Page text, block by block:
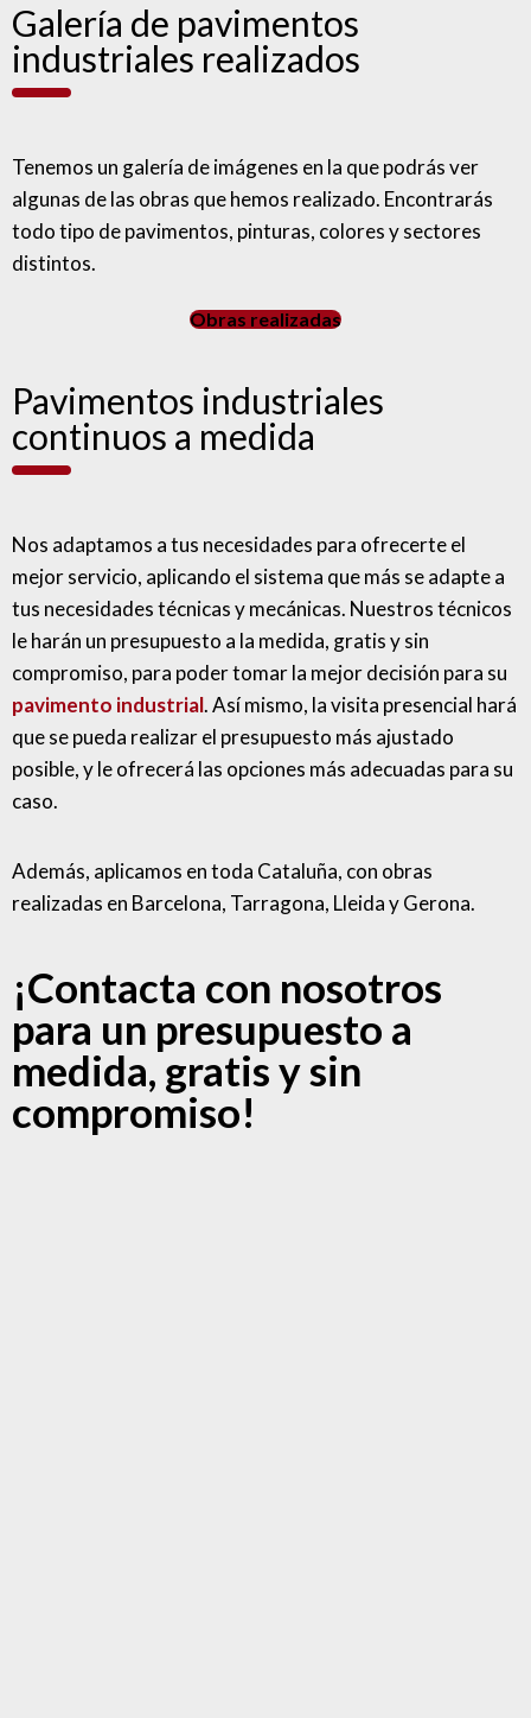
Galería de pavimentos
industriales realizados
Tenemos un galería de imágenes en la que podrás ver
algunas de las obras que hemos realizado. Encontrarás
todo tipo de pavimentos, pinturas, colores y sectores
distintos.
Obras realizadas
Pavimentos industriales
continuos a medida
Nos adaptamos a tus necesidades para ofrecerte el
mejor servicio, aplicando el sistema que más se adapte a
tus necesidades técnicas y mecánicas. Nuestros técnicos
le harán un presupuesto a la medida, gratis y sin
compromiso, para poder tomar la mejor decisión para su
pavimento industrial. Así mismo, la visita presencial hará
que se pueda realizar el presupuesto más ajustado
posible, y le ofrecerá las opciones más adecuadas para su
caso.
Además, aplicamos en toda Cataluña, con obras
realizadas en Barcelona, Tarragona, Lleida y Gerona.
¡Contacta con nosotros
para un presupuesto a
medida, gratis y sin
compromiso!